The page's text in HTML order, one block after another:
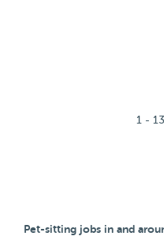
1 -
Pet-sitting jobs in and